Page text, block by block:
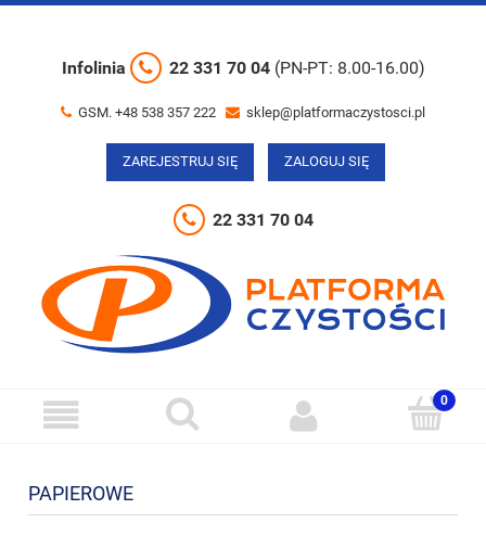
Infolinia 22 331 70 04 (PN-PT: 8.00-16.00)
GSM. +48 538 357 222 sklep@platformaczystosci.pl
ZAREJESTRUJ SIĘ ZALOGUJ SIĘ
22 331 70 04
PAPIEROWE